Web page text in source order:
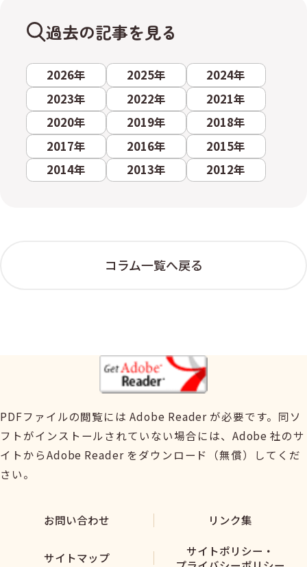
過去の記事を見る
2026年 2025年
2024年
2023年
2022年
2021年
2020年
2019年
2018年
2017年
2016年
2015年
2014年
2013年 2012年
コラム一覧へ戻る
PDFファイルの閲覧には Adobe Reader が必要です。同ソ
フトがインストールされていない場合には、Adobe 社のサ
イトからAdobe Reader をダウンロード（無償）してくだ
さい。
お問い合わせ リンク集
サイトマップ
サイトポリシー・